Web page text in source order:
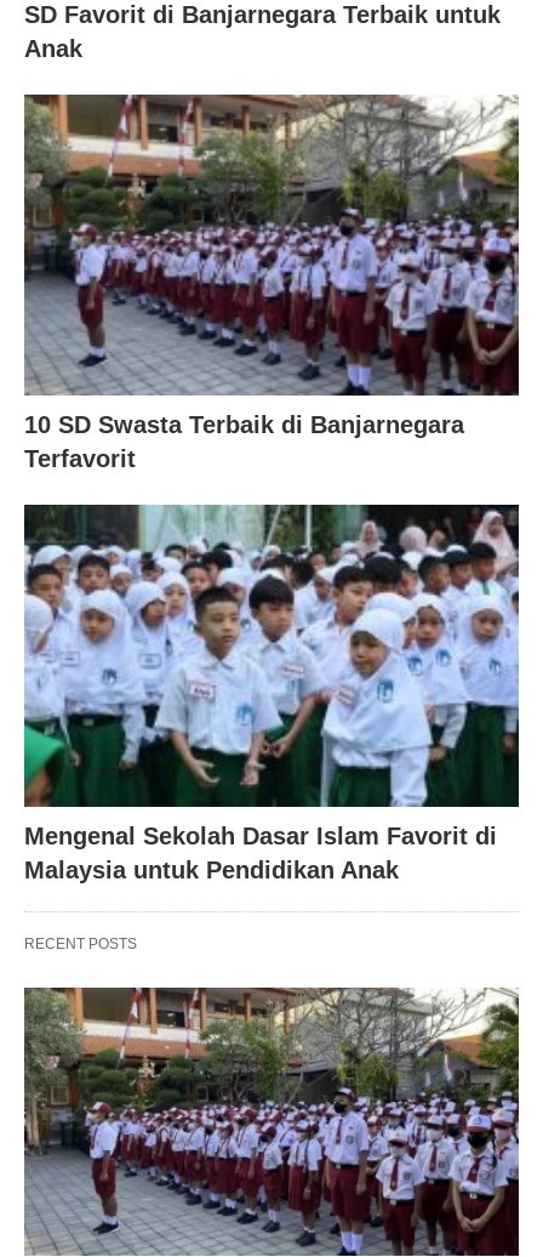
SD Favorit di Banjarnegara Terbaik untuk
Anak
10 SD Swasta Terbaik di Banjarnegara
Terfavorit
Mengenal Sekolah Dasar Islam Favorit di
Malaysia untuk Pendidikan Anak
RECENT POSTS